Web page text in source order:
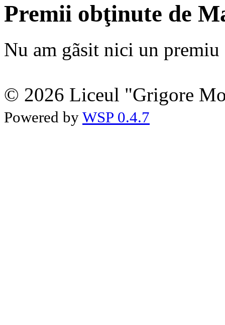
Premii obţinute de
Nu am gãsit nici un premiu
© 2026 Liceul "Grigore
Powered by WSP 0.4.7